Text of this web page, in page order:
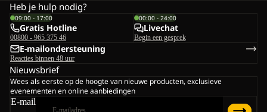
Heb je hulp nodig?
09:00 - 17:00
Gratis Hotline
00800 - 965 375 46
00:00 - 24:00
Livechat
Begin een gesprek
E-mailondersteuning
Reacties binnen 48 uur
Nieuwsbrief
Wees als eerste op de hoogte van nieuwe producten, exclusieve
evenementen en online aanbiedingen
E-mail